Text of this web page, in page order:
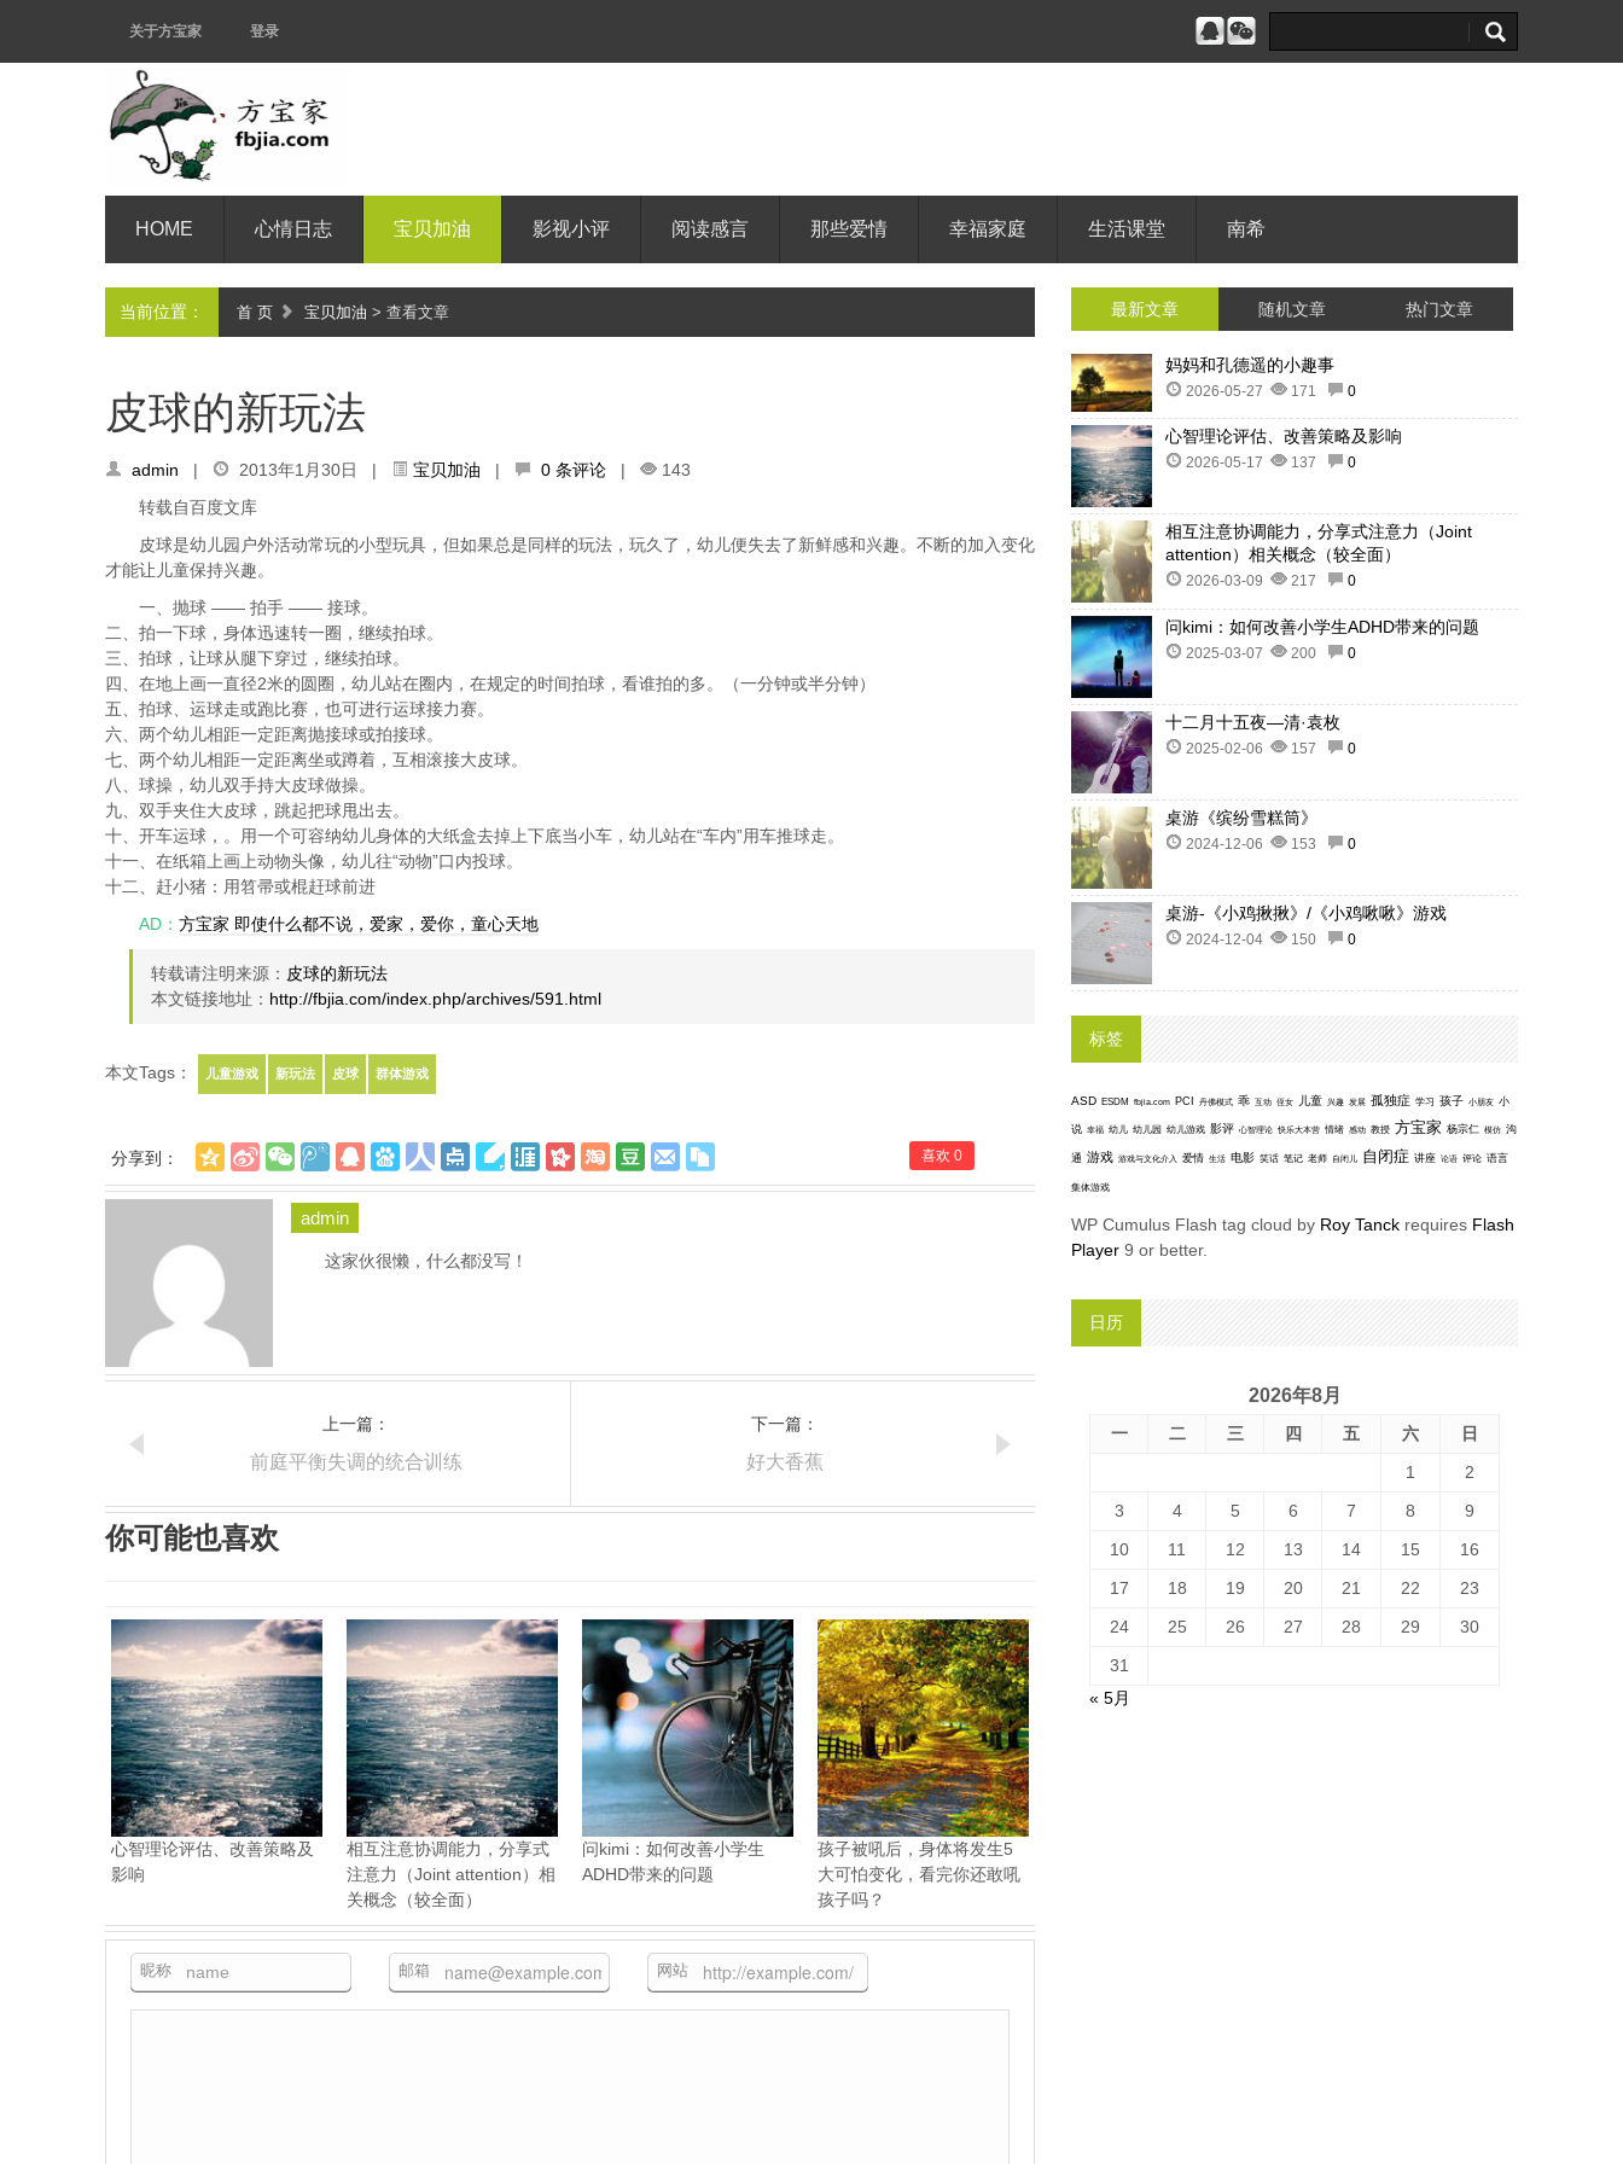
关于方宝家 登录
HOME 心情日志 宝贝加油 影视小评 阅读感言 那些爱情 幸福家庭 生活课堂 南希
当前位置： 首 页 宝贝加油 > 查看文章
皮球的新玩法
admin | 2013年1月30日 | 宝贝加油 | 0 条评论 |
143
转载自百度文库
皮球是幼儿园户外活动常玩的小型玩具，但如果总是同样的玩法，玩久了，幼儿便失去了新鲜感和兴趣。不断的加入变化
才能让儿童保持兴趣。
一、抛球 —— 拍手 —— 接球。
二、拍一下球，身体迅速转一圈，继续拍球。
三、拍球，让球从腿下穿过，继续拍球。
四、在地上画一直径2米的圆圈，幼儿站在圈内，在规定的时间拍球，看谁拍的多。（一分钟或半分钟）
五、拍球、运球走或跑比赛，也可进行运球接力赛。
六、两个幼儿相距一定距离抛接球或拍接球。
七、两个幼儿相距一定距离坐或蹲着，互相滚接大皮球。
八、球操，幼儿双手持大皮球做操。
九、双手夹住大皮球，跳起把球甩出去。
十、开车运球，。用一个可容纳幼儿身体的大纸盒去掉上下底当小车，幼儿站在“车内”用车推球走。
十一、在纸箱上画上动物头像，幼儿往“动物”口内投球。
十二、赶小猪：用笤帚或棍赶球前进
AD： 方宝家 即使什么都不说，爱家，爱你，童心天地
转载请注明来源： 皮球的新玩法
本文链接地址： http://fbjia.com/index.php/archives/591.html
本文Tags： 儿童游戏 新玩法 皮球 群体游戏
分享到： 喜欢 0
admin
这家伙很懒，什么都没写！
上一篇：
前庭平衡失调的统合训练
下一篇：
好大香蕉
你可能也喜欢
心智理论评估、改善策略及
影响
相互注意协调能力，分享式
注意力（Joint attention）相
关概念（较全面）
问kimi：如何改善小学生
ADHD带来的问题
孩子被吼后，身体将发生5
大可怕变化，看完你还敢吼
孩子吗？
昵称 邮箱 网站
最新文章 随机文章 热门文章
妈妈和孔德遥的小趣事
2026-05-27 171 0
心智理论评估、改善策略及影响
2026-05-17 137 0
相互注意协调能力，分享式注意力（Joint
attention）相关概念（较全面）
2026-03-09 217 0
问kimi：如何改善小学生ADHD带来的问题
2025-03-07 200 0
十二月十五夜—清·袁枚
2025-02-06 157 0
桌游《缤纷雪糕筒》
2024-12-06 153 0
桌游-《小鸡揪揪》/《小鸡啾啾》游戏
2024-12-04 150 0
标签
ASD ESDM fbjia.com PCI 丹佛模式 乖 互动 侄女 儿童 兴趣 发展 孤独症 学习 孩子 小朋友 小
说 幸福 幼儿 幼儿园 幼儿游戏 影评 心智理论 快乐大本营 情绪 感动 教授 方宝家 杨宗仁 模仿 沟
通 游戏 游戏与文化介入 爱情 生活 电影 笑话 笔记 老师 自闭儿 自闭症 讲座 论语 评论 语言
集体游戏
WP Cumulus Flash tag cloud by Roy Tanck requires Flash
Player 9 or better.
日历
2026年8月
一 二 三 四 五 六
日
1
2
3
4 5 6 7 8
9
10
11 12 13 14 15
16
17
18 19 20 21 22
23
24
25 26 27 28 29
30
31
« 5月